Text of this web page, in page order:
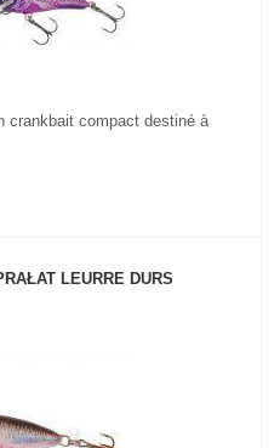
crankbait compact destiné à
LEURRE DURS